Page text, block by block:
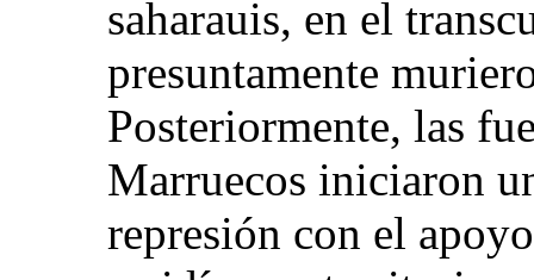
saharauis, en el
presuntamente
Posteriormente, las
Marruecos iniciaron
represión con el